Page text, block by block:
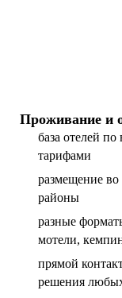
Проживание и
база отелей
тарифами
размещение во
районы
разные
мотели,
прямой
решения